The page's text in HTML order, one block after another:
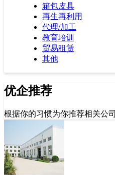
箱包皮具
再生再利用
代理/加工
教育培训
贸易租赁
其他
优企推荐
根据你的习惯为你推荐相关公司